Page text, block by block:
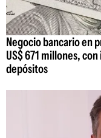
Negocio bancario en
US$ 671 millones,
depósitos